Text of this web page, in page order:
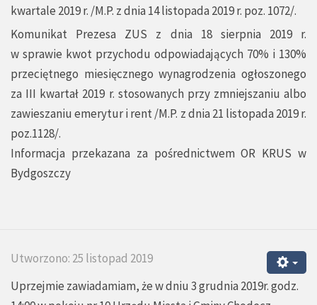
kwartale 2019 r. /M.P. z dnia 14 listopada 2019 r. poz. 1072/.
Komunikat Prezesa ZUS z dnia 18 sierpnia 2019 r.
w sprawie kwot przychodu odpowiadających 70% i 130%
przeciętnego miesięcznego wynagrodzenia ogłoszonego
za III kwartał 2019 r. stosowanych przy zmniejszaniu albo
zawieszaniu emerytur i rent /M.P. z dnia 21 listopada 2019 r.
poz.1128/.
Informacja przekazana za pośrednictwem OR KRUS w
Bydgoszczy
Utworzono: 25 listopad 2019
Uprzejmie zawiadamiam, że w dniu 3 grudnia 2019r. godz.